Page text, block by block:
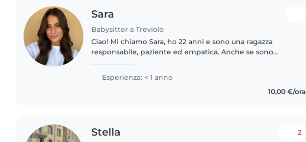
Sara
Babysitter a Treviolo
Ciao! Mi chiamo Sara, ho 22 anni e sono una ragazza
responsabile, paziente ed empatica. Anche se sono
con attenzione,..
Esperienza: < 1 anno
10,00 €/ora
Stella 2